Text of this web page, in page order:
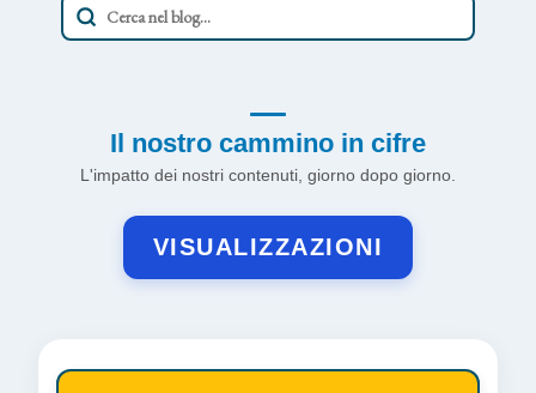
Il nostro cammino in cifre
L'impatto dei nostri contenuti, giorno dopo giorno.
VISUALIZZAZIONI